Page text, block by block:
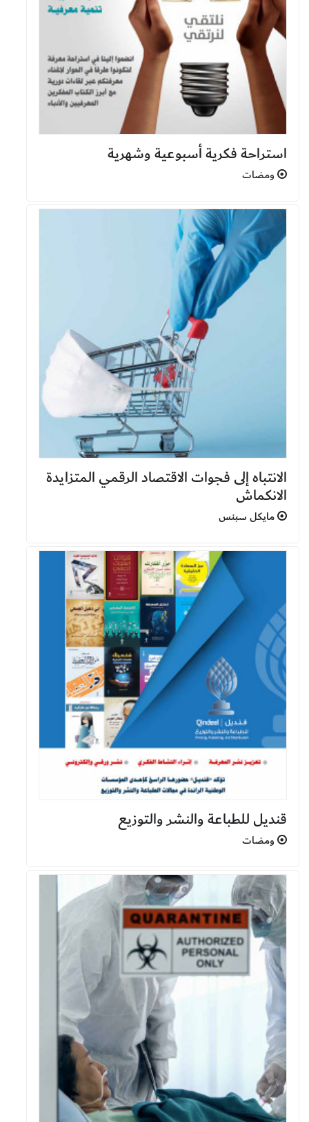
استراحة فكرية أسبوعية وشهرية
ومضات
الانتباه إلى فجوات الاقتصاد الرقمي المتزايدة
الانكماش
مايكل سبنس
قنديل للطباعة والنشر والتوزيع
ومضات